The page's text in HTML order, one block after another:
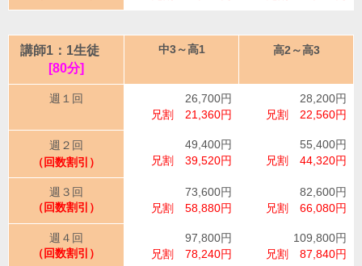
講師1：1生徒
[80分]
中3～高1 高2～高3
週１回
26,700円
兄割 21,360円
28,200円
兄割 22,560円
週２回
（回数割引）
49,400円
兄割 39,520円
55,400円
兄割 44,320円
週３回
（回数割引）
73,600円
兄割 58,880円
82,600円
兄割 66,080円
週４回
（回数割引）
97,800円
兄割 78,240円
109,800円
兄割 87,840円